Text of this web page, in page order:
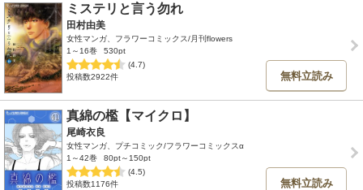
ミステリと言う勿れ
田村由美
女性マンガ、フラワーコミックス/月刊flowers
1～16巻
530pt
(4.7)
投稿数2922件
無料立読み
真綿の檻【マイクロ】
尾崎衣良
女性マンガ、プチコミック/フラワーコミックスα
1～42巻
80pt～150pt
(4.5)
投稿数1176件
無料立読み